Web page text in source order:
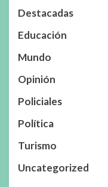
Destacadas
Educación
Mundo
Opinión
Policiales
Política
Turismo
Uncategorized